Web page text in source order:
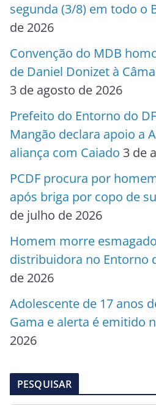
segunda (3/8) em todo o
de 2026
Convenção do MDB
de Daniel Donizet à
3 de agosto de 2026
Prefeito do Entorno do
Mangão declara apoio a
aliança com Caiado 3 de
PCDF procura por
após briga por copo de
de julho de 2026
Homem morre
distribuidora no Entorno
de 2026
Adolescente de 17 anos
Gama e alerta é emitido
2026
PESQUISAR